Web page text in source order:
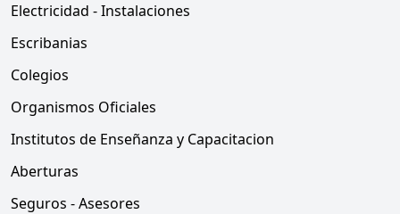
Electricidad - Instalaciones
Escribanias
Colegios
Organismos Oficiales
Institutos de Enseñanza y Capacitacion
Aberturas
Seguros - Asesores